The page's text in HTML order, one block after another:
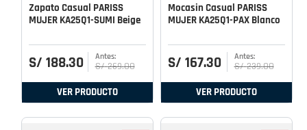
Zapato Casual PARISS
MUJER KA25Q1-SUMI Beige
S/ 188.30 S/ 269.00
VER PRODUCTO
Mocasin Casual PARISS
MUJER KA25Q1-PAX Blanco
S/ 167.30 S/ 239.00
VER PRODUCTO